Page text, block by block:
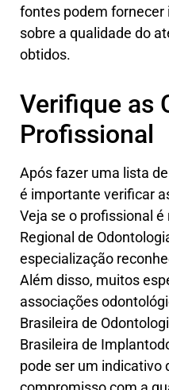
fontes podem
sobre a qualidade do
obtidos.
Verifique as
Profissional
Após fazer uma lista
é importante verificar
Veja se o profissional
Regional de
especialização
Além disso, muitos
associações
Brasileira de
Brasileira de
pode ser um indicativo